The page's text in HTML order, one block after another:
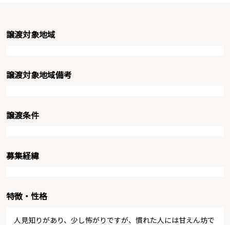
譲渡対象地域
譲渡対象地域備考
譲渡条件
募集経緯
特徴・性格
人見知りがあり、少し怖がりですが、慣れた人には甘えん坊で